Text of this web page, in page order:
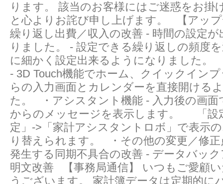
ります。 該当のお客様にはご迷惑をお掛
と心よりお詫び申し上げます。 【アッ
繰り返し出費／収入の改善 - 時間の設定
りました。 - 設定できる繰り返しの頻度
に細かく設定出来るようになりました。
- 3D Touch機能でホーム、クイックイン
らの入力画面とカレンダーを直接開ける
た。 ・アシスタント機能 - 入力後の画面
からのメッセージを表示します。 「設
定」->「家計アシスタントロボ」で表示
り替えられます。 ・その他の変更／修正
発生する同期不具合の改善 - データバッ
明文改善 【事務局通信】 いつもご愛顧
うございます。 家計簿データは定期的に